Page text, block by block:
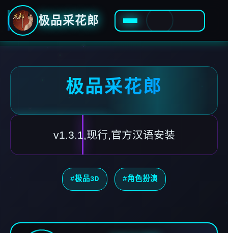
极品采花郎
极品采花郎
v1.3.1,现行,官方汉语安装
#极品3D #角色扮演